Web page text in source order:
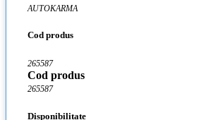
AUTOKARMA
Cod produs
265587
Cod produs
265587
Disponibilitate